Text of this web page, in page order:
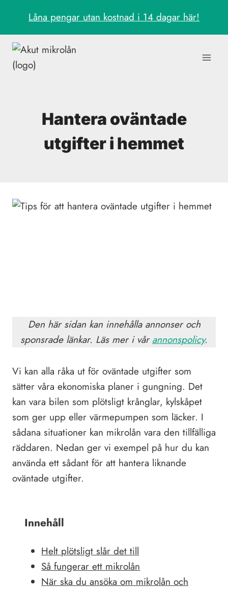
content
Låna pengar utan kostnad i 14 dagar här!
Hantera oväntade
utgifter i hemmet
Den här sidan kan innehålla annonser och
sponsrade länkar. Läs mer i vårannonspolicy.
Vi kan alla råka ut för oväntade utgifter som
sätter våra ekonomiska planer i gungning. Det
kan vara bilen som plötsligt krånglar, kylskåpet
som ger upp eller värmepumpen som läcker. I
sådana situationer kan mikrolån vara den tillfälliga
räddaren. Nedan ger vi exempel på hur du kan
använda ett sådant för att hantera liknande
oväntade utgifter.
Innehåll
Helt plötsligt slår det till
Så fungerar ett mikrolån
När ska du ansöka om mikrolån och